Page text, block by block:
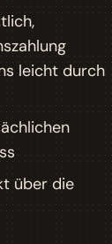
leicht durch
über die